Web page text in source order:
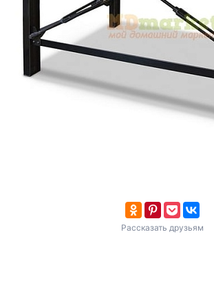
Рассказать друзьям